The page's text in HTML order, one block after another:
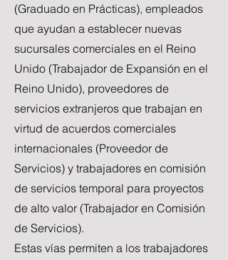
(Graduado en Prácticas), empleados
que ayudan a establecer nuevas
sucursales comerciales en el Reino
Unido (Trabajador de Expansión en el
Reino Unido), proveedores de
servicios extranjeros que trabajan en
virtud de acuerdos comerciales
internacionales (Proveedor de
Servicios) y trabajadores en comisión
de servicios temporal para proyectos
de alto valor (Trabajador en Comisión
de Servicios).
Estas vías permiten a los trabajadores